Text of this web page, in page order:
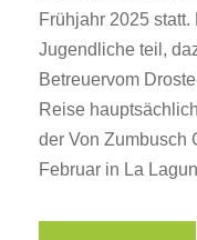
Frühjahr 2025
Jugendliche teil,
Betreuervom
Reise
der Von Zumbusch
Februar in La